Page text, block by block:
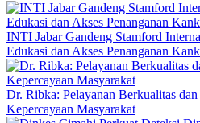
INTI Jabar Gandeng Stamford
Edukasi dan Akses Penanganan
Dr. Ribka: Pelayanan Berkualitas
Kepercayaan Masyarakat